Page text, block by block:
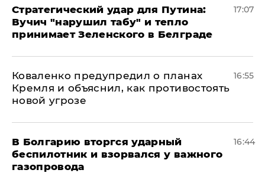
Стратегический удар для Путина:
Вучич "нарушил табу" и тепло
принимает Зеленского в Белграде
17:07
Коваленко предупредил о планах
Кремля и объяснил, как противостоять
новой угрозе
16:55
В Болгарию вторгся ударный
беспилотник и взорвался у важного
газопровода
16:44